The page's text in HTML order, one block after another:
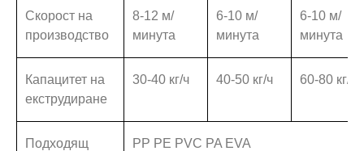
Скорост на
производство
8-12 м/
минута
6-10 м/
минута
6-10 м/
минута
Капацитет на
екструдиране
30-40 кг/ч 40-50 кг/ч 60-80 кг/ч
Подходящ
PP PE PVC PA EVA